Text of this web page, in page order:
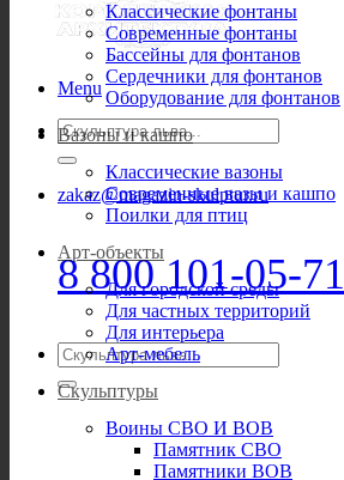
Menu
Искать:
zakaz@magazin-skulptur.ru
8 800 101-05-71
Искать:
Классические фонтаны
Современные фонтаны
Бассейны для фонтанов
Сердечники для фонтанов
Оборудование для фонтанов
Вазоны и кашпо
Классические вазоны
Современные вазы и кашпо
Поилки для птиц
Арт-объекты
Для городской среды
Для частных территорий
Для интерьера
Арт-мебель
Скульптуры
Воины СВО И ВОВ
Памятник СВО
Памятники ВОВ